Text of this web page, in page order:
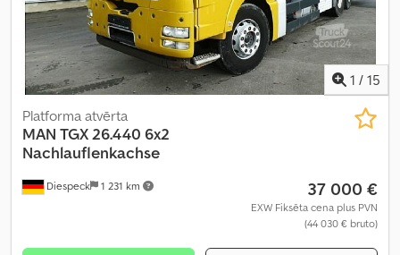
1 / 15
Diespeck 1 231 km
Platforma atvērta
MAN TGX 26.440 6x2
Nachlauflenkachse
37 000 €
EXW Fiksēta cena plus PVN
(44 030 € bruto)